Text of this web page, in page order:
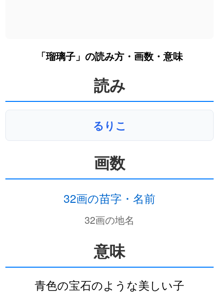
「瑠璃子」の読み方・画数・意味
読み
るりこ
画数
32画の苗字・名前
32画の地名
意味
青色の宝石のような美しい子